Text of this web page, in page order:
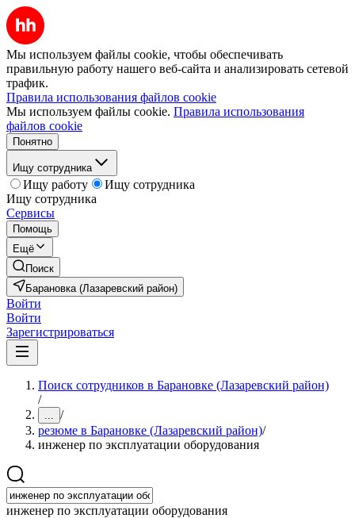
Мы используем файлы cookie, чтобы обеспечивать
правильную работу нашего веб-сайта и анализировать сетевой
трафик.
Правила использования файлов cookie
Мы используем файлы cookie. Правила использования
файлов cookie
Понятно
Ищу сотрудника
Ищу работу
Ищу сотрудника
Ищу сотрудника
Сервисы
Помощь
Ещё
Поиск
Барановка (Лазаревский район)
Войти
Войти
Зарегистрироваться
Поиск сотрудников в Барановке (Лазаревский район)
/
... /
резюме в Барановке (Лазаревский район)/
инженер по эксплуатации оборудования
инженер по эксплуатации оборудования